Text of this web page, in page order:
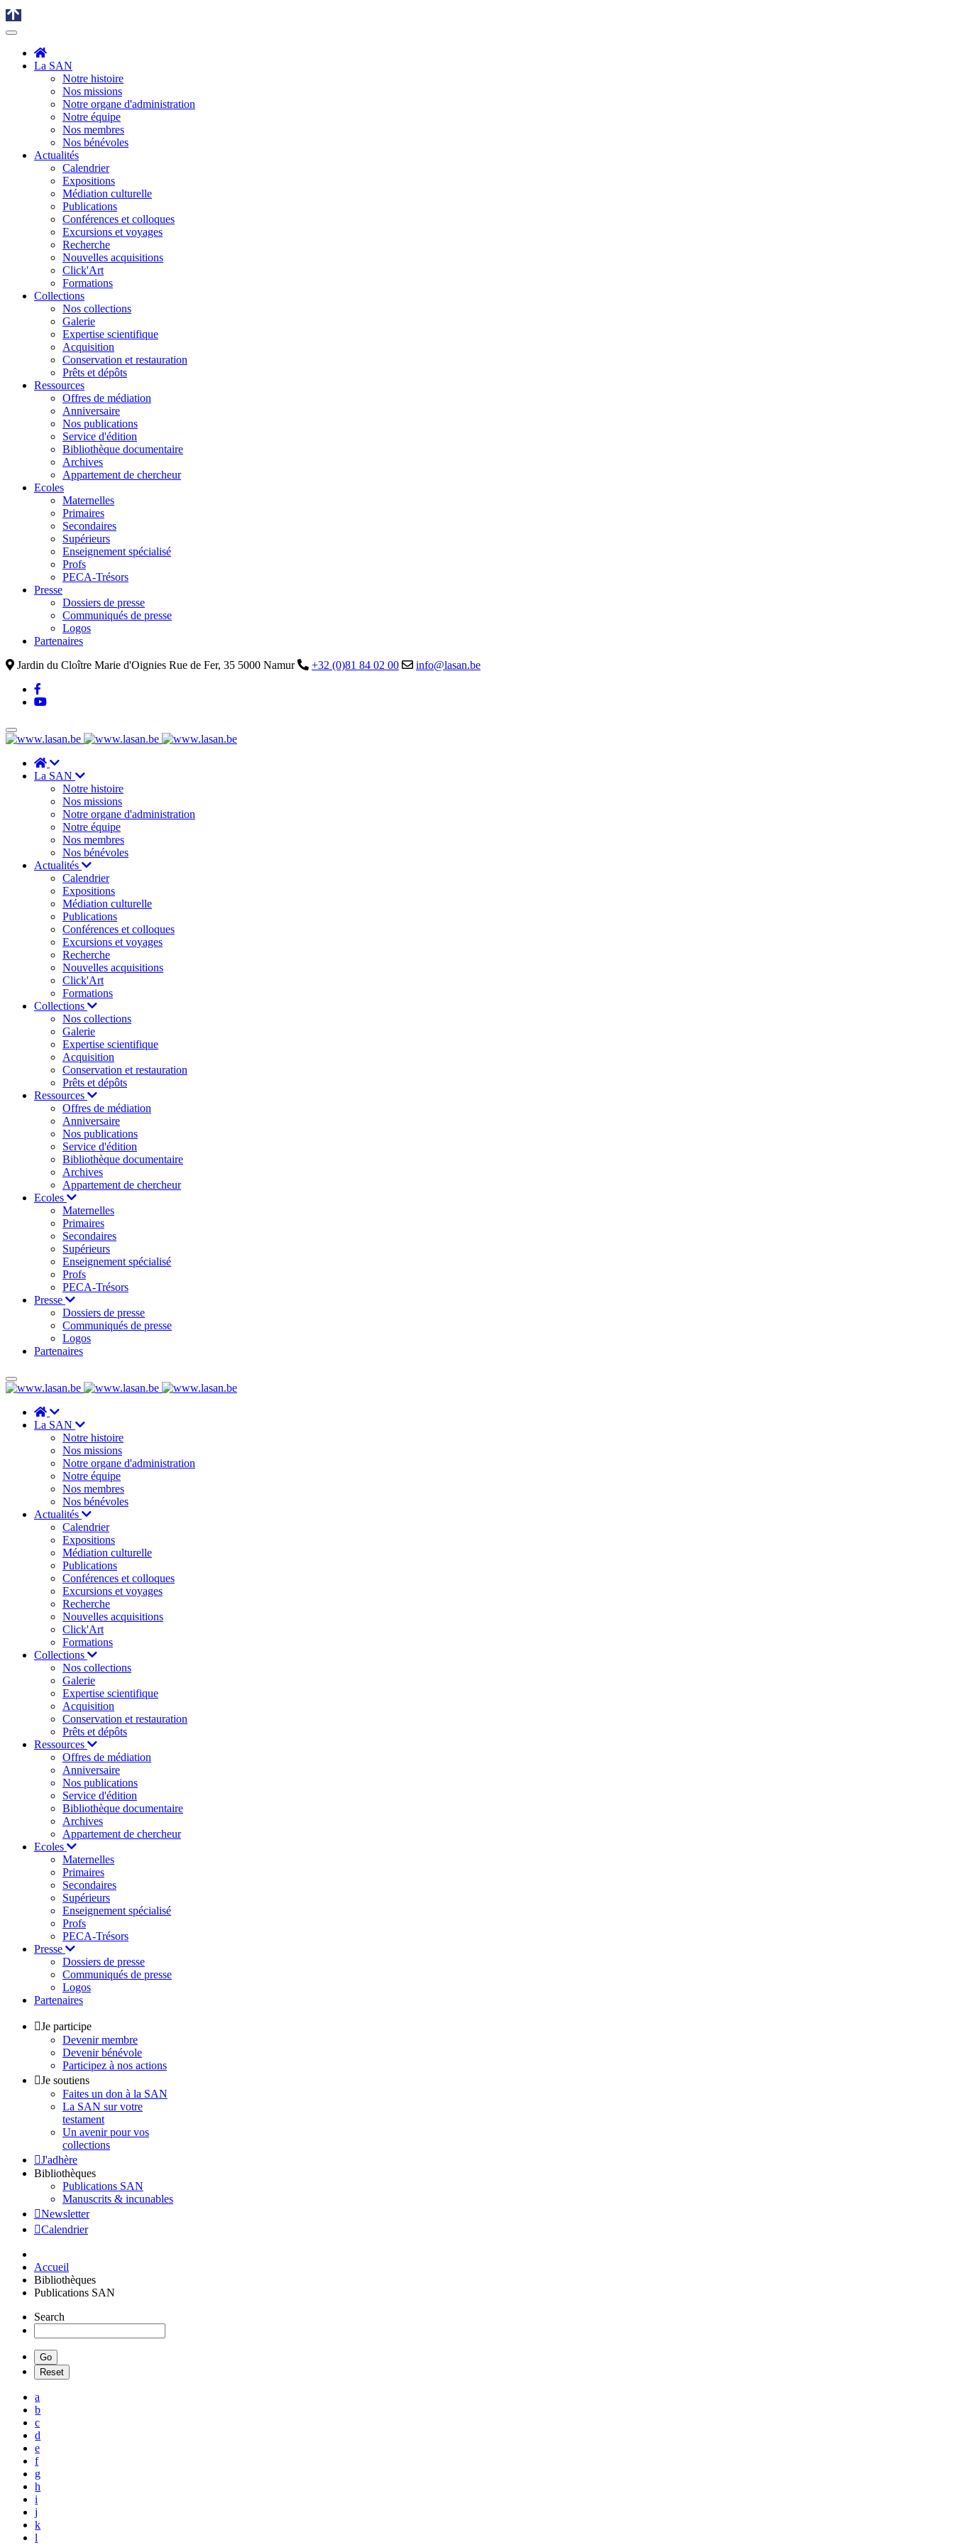
La SAN
Notre histoire
Nos missions
Notre organe d'administration
Notre équipe
Nos membres
Nos bénévoles
Actualités
Calendrier
Expositions
Médiation culturelle
Publications
Conférences et colloques
Excursions et voyages
Recherche
Nouvelles acquisitions
Click'Art
Formations
Collections
Nos collections
Galerie
Expertise scientifique
Acquisition
Conservation et restauration
Prêts et dépôts
Ressources
Offres de médiation
Anniversaire
Nos publications
Service d'édition
Bibliothèque documentaire
Archives
Appartement de chercheur
Ecoles
Maternelles
Primaires
Secondaires
Supérieurs
Enseignement spécialisé
Profs
PECA-Trésors
Presse
Dossiers de presse
Communiqués de presse
Logos
Partenaires
Jardin du Cloître Marie d'Oignies Rue de Fer, 35 5000 Namur
+32 (0)81 84 02 00 info@lasan.be
La SAN
Notre histoire
Nos missions
Notre organe d'administration
Notre équipe
Nos membres
Nos bénévoles
Actualités
Calendrier
Expositions
Médiation culturelle
Publications
Conférences et colloques
Excursions et voyages
Recherche
Nouvelles acquisitions
Click'Art
Formations
Collections
Nos collections
Galerie
Expertise scientifique
Acquisition
Conservation et restauration
Prêts et dépôts
Ressources
Offres de médiation
Anniversaire
Nos publications
Service d'édition
Bibliothèque documentaire
Archives
Appartement de chercheur
Ecoles
Maternelles
Primaires
Secondaires
Supérieurs
Enseignement spécialisé
Profs
PECA-Trésors
Presse
Dossiers de presse
Communiqués de presse
Logos
Partenaires
La SAN
Notre histoire
Nos missions
Notre organe d'administration
Notre équipe
Nos membres
Nos bénévoles
Actualités
Calendrier
Expositions
Médiation culturelle
Publications
Conférences et colloques
Excursions et voyages
Recherche
Nouvelles acquisitions
Click'Art
Formations
Collections
Nos collections
Galerie
Expertise scientifique
Acquisition
Conservation et restauration
Prêts et dépôts
Ressources
Offres de médiation
Anniversaire
Nos publications
Service d'édition
Bibliothèque documentaire
Archives
Appartement de chercheur
Ecoles
Maternelles
Primaires
Secondaires
Supérieurs
Enseignement spécialisé
Profs
PECA-Trésors
Presse
Dossiers de presse
Communiqués de presse
Logos
Partenaires
Je participe
Devenir membre
Devenir bénévole
Participez à nos actions
Je soutiens
Faites un don à la SAN
La SAN sur votre
testament
Un avenir pour vos
collections
J'adhère
Bibliothèques
Publications SAN
Manuscrits & incunables
Newsletter
Calendrier
Accueil
Bibliothèques
Publications SAN
Search
a
b
c
d
e
f
g
h
i
j
k
l